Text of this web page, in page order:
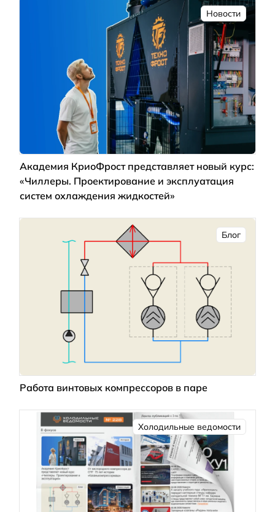
Новости
Академия КриоФрост представляет новый курс:
«Чиллеры. Проектирование и эксплуатация
систем охлаждения жидкостей»
Блог
Работа винтовых компрессоров в паре
Холодильные ведомости